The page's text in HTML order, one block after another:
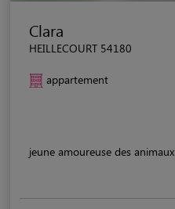
Clara
HEILLECOURT 54180
appartement
jeune amoureuse des animaux